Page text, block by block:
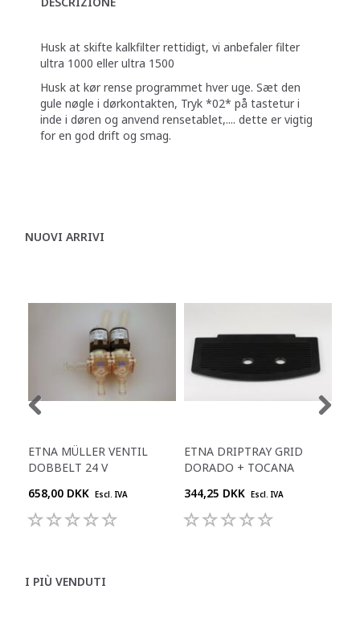
Husk at skifte kalkfilter rettidigt, vi anbefaler filter
ultra 1000 eller ultra 1500
Husk at kør rense programmet hver uge. Sæt den
gule nøgle i dørkontakten, Tryk *02* på tastetur i
inde i døren og anvend rensetablet,.... dette er vigtig
for en god drift og smag.
NUOVI ARRIVI
ETNA MÜLLER VENTIL
DOBBELT 24 V
658,00 DKK Escl. IVA
ETNA DRIPTRAY GRID
DORADO + TOCANA
344,25 DKK Escl. IVA
I PIÙ VENDUTI